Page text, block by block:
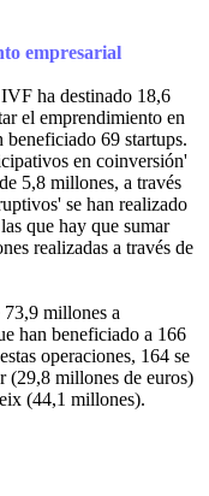
empresarial
ha destinado 18,6
el emprendimiento en
beneficiado 69 startups.
en coinversión'
5,8 millones, a través
se han realizado
que hay que sumar
realizadas a través de
millones a
han beneficiado a 166
operaciones, 164 se
(29,8 millones de euros)
(44,1 millones).